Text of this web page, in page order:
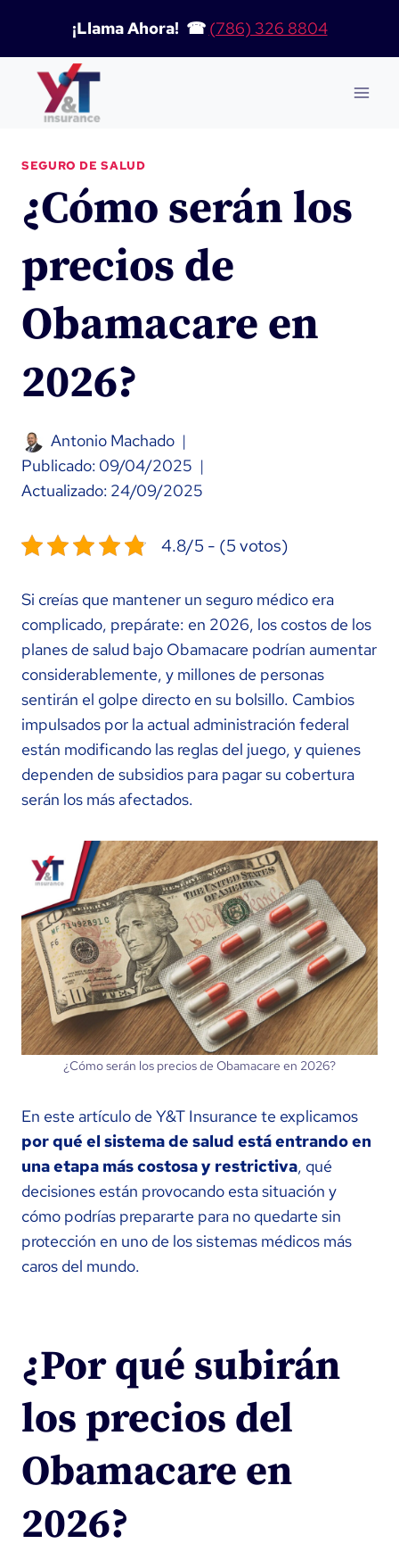
contenido
¡Llama Ahora! ☎ (786) 326 8804
SEGURO DE SALUD
¿Cómo serán los
precios de
Obamacare en
2026?
Antonio Machado
Publicado: 09/04/2025
Actualizado: 24/09/2025
4.8/5 - (5 votos)
Si creías que mantener un seguro médico era
complicado, prepárate: en 2026, los costos de los
planes de salud bajo Obamacare podrían aumentar
considerablemente, y millones de personas
sentirán el golpe directo en su bolsillo. Cambios
impulsados por la actual administración federal
están modificando las reglas del juego, y quienes
dependen de subsidios para pagar su cobertura
serán los más afectados.
¿Cómo serán los precios de Obamacare en 2026?
En este artículo de Y&T Insurance te explicamos
por qué el sistema de salud está entrando en
una etapa más costosa y restrictiva, qué
decisiones están provocando esta situación y
cómo podrías prepararte para no quedarte sin
protección en uno de los sistemas médicos más
caros del mundo.
¿Por qué subirán
los precios del
Obamacare en
2026?